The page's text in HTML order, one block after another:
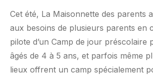
Cet été, La Maisonnette des parents
aux besoins de plusieurs parents en
pilote d’un Camp de jour préscolaire
âgés de 4 à 5 ans, et parfois même
lieux offrent un camp spécialement